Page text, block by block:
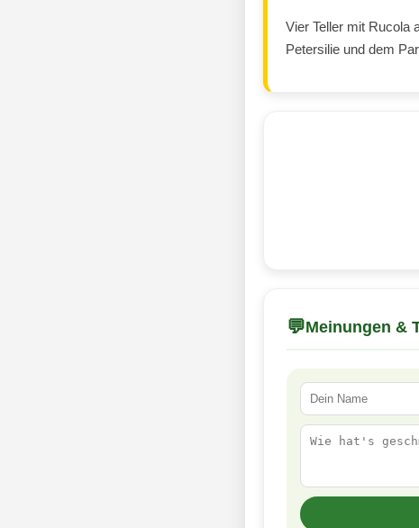
Vier Teller mit Rucola
Petersilie und dem
💬Meinungen &